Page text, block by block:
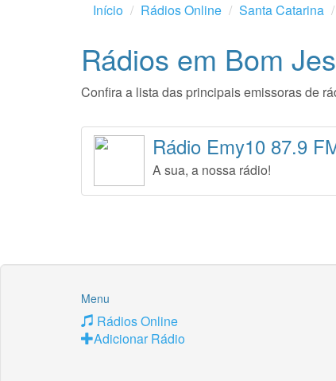
Início Rádios Online Santa Catarina
Rádios em Bom
Confira a lista das principais emissoras de
Rádio Emy10 87.9
A sua, a nossa rádio!
Menu
Rádios Online
Adicionar Rádio